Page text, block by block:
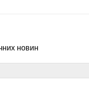
новин